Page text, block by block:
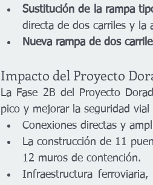
Sustitución de la rampa
directa de dos carriles y
Nueva rampa de dos
Impacto del Proyecto
La Fase 2B del Proyecto
pico y mejorar la seguridad vial
Conexiones directas y
La construcción de 11
12 muros de contención.
Infraestructura